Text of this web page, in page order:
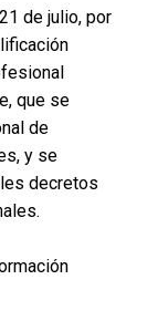
de julio, por
que se
de
y se
decretos